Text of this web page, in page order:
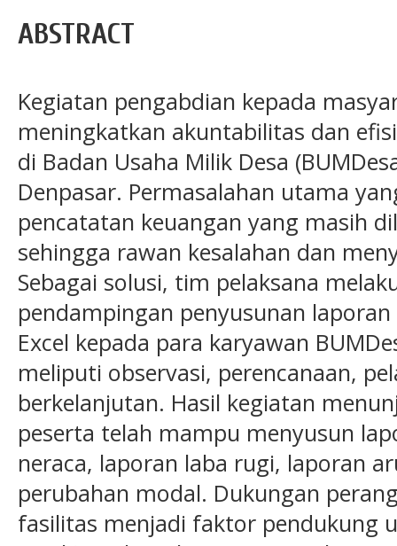
ABSTRACT
Kegiatan pengabdian kepada
meningkatkan akuntabilitas dan
di Badan Usaha Milik Desa
Denpasar. Permasalahan utama
pencatatan keuangan yang masih
sehingga rawan kesalahan dan
Sebagai solusi, tim pelaksana
pendampingan penyusunan
Excel kepada para karyawan
meliputi observasi, perencanaan,
berkelanjutan. Hasil kegiatan
peserta telah mampu menyusun
neraca, laporan laba rugi, laporan
perubahan modal. Dukungan
fasilitas menjadi faktor pendukung